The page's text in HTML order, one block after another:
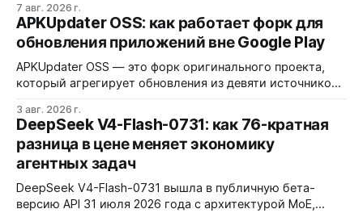
Разработчики обвиняют GNOME и дистрибутивы в
создании искусственных барьеров, а пользователи
платят за это нестабильностью.
7 авг. 2026 г.
APKUpdater OSS: как работает форк для
обновления приложений вне Google Play
APKUpdater OSS — это форк оригинального проекта,
который агрегирует обновления из девяти источников,
установку через Session Installer, Root или Shizuku, но
требует ручной проверки безопасности APK и зависит
от качества метаданных в источниках.
3 авг. 2026 г.
DeepSeek V4-Flash-0731: как 76-кратная
разница в цене меняет экономику
агентных задач
DeepSeek V4-Flash-0731 вышла в публичную бета-
версию API 31 июля 2026 года с архитектурой MoE,